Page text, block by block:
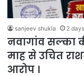
sanjeev shukla 2
नवागांव सल्का
माह से उचित
आरोप ।